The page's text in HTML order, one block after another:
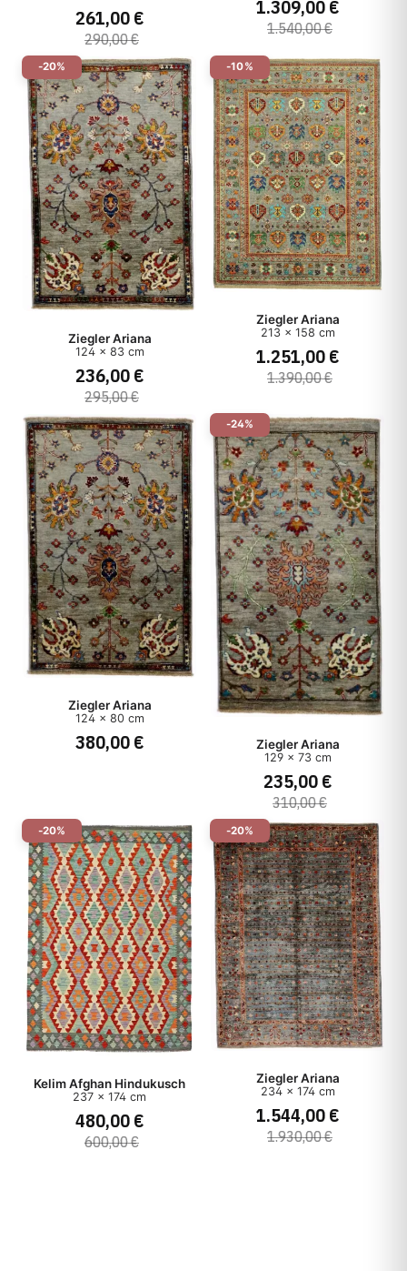
Herstellungsart
Stil
Preis
261,00 €
290,00 €
1.309,00 €
1.540,00 €
-20%
Ziegler Ariana
124 x 83 cm
236,00 €
295,00 €
-10%
Ziegler Ariana
213 x 158 cm
1.251,00 €
1.390,00 €
Ziegler Ariana
124 x 80 cm
380,00 €
-24%
Ziegler Ariana
129 x 73 cm
235,00 €
310,00 €
-20%
Kelim Afghan Hindukusch
237 x 174 cm
480,00 €
600,00 €
-20%
Ziegler Ariana
234 x 174 cm
1.544,00 €
1.930,00 €